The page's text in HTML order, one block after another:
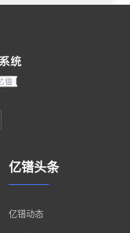
亿镨头条
亿镨动态